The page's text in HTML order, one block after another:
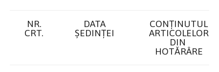
NR.
CRT.
DATA
ȘEDINȚEI
CONȚINUTUL
ARTICOLELOR
DIN
HOTĂRÂRE